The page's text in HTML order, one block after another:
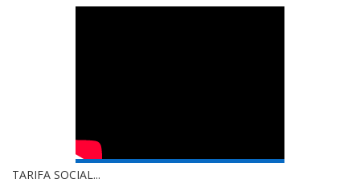
TARIFA SOCIAL...